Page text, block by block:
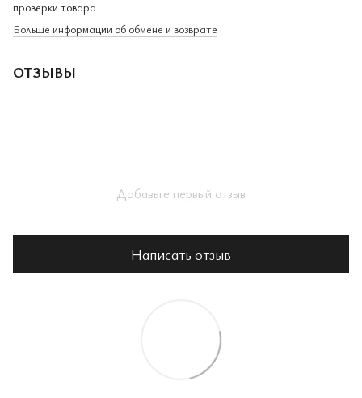
проверки товара.
Больше информации об обмене и возврате
ОТЗЫВЫ
Добавьте первый отзыв
Написать отзыв